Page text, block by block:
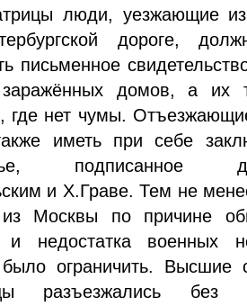
люди, уезжающие
дороге,
письменное
домов, а их
где нет чумы.
иметь при себе
подписанное
и X.Граве. Тем не
Москвы по причине
и недостатка военных
ограничить. Высшие
разъезжались без